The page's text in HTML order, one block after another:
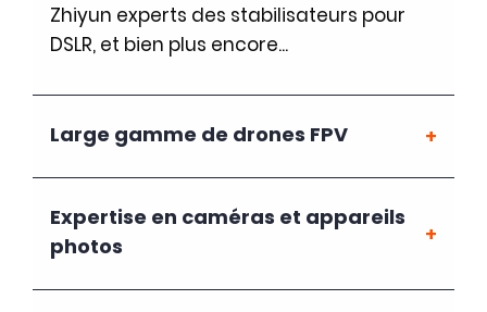
Zhiyun experts des stabilisateurs pour
DSLR, et bien plus encore...
Large gamme de drones FPV
Expertise en caméras et appareils
photos